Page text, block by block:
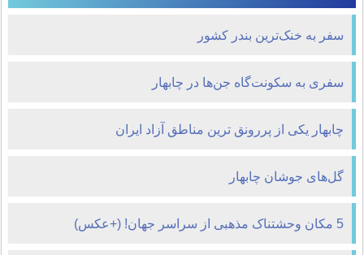
سفر به خنک‌ترین بندر کشور
سفری به سکونت‌گاه جن‌ها در چابهار
چابهار یکی از پررونق ترین مناطق آزاد ایران
گل‌های جوشان چابهار
5 مکان وحشتناک مذهبی از سراسر جهان! (+عکس)